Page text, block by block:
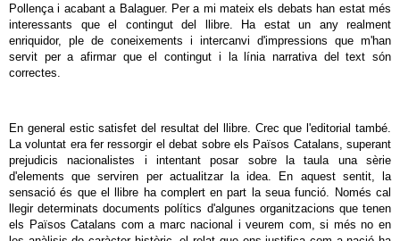
Pollença i acabant a Balaguer. Per a mi mateix els debats han estat més
interessants que el contingut del llibre. Ha estat un any realment
enriquidor, ple de coneixements i intercanvi d'impressions que m'han
servit per a afirmar que el contingut i la línia narrativa del text són
correctes.
En general estic satisfet del resultat del llibre. Crec que l'editorial també.
La voluntat era fer ressorgir el debat sobre els Països Catalans, superant
prejudicis nacionalistes i intentant posar sobre la taula una sèrie
d'elements que serviren per actualitzar la idea. En aquest sentit, la
sensació és que el llibre ha complert en part la seua funció. Només cal
llegir determinats documents polítics d'algunes organitzacions que tenen
els Països Catalans com a marc nacional i veurem com, si més no en